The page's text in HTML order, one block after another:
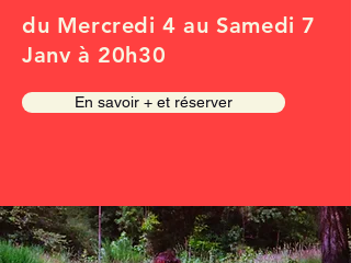
du Mercredi 4 au Samedi 7
Janv à 20h30
En savoir + et réserver